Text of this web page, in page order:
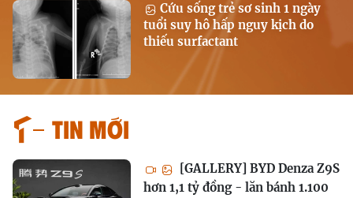
Cứu sống trẻ sơ sinh 1 ngày
tuổi suy hô hấp nguy kịch do
thiếu surfactant
Tin mới
[GALLERY] BYD Denza Z9S
hơn 1,1 tỷ đồng - lăn bánh 1.100